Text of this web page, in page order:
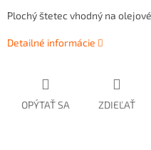
Plochý štetec vhodný na
Detailné informácie
OPÝTAŤ SA ZDIEĽAŤ